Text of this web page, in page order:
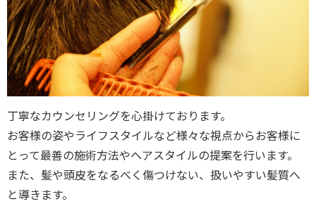
丁寧なカウンセリングを心掛けております。
お客様の姿やライフスタイルなど様々な視点からお客様に
とって最善の施術方法やヘアスタイルの提案を行います。
また、髪や頭皮をなるべく傷つけない、扱いやすい髪質へ
と導きます。